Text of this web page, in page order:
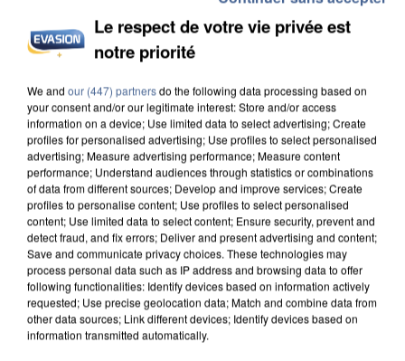
INCENDIES : L’ÎLE-DE-FRANCE LANCE UN ÉLAN
Le respect de votre vie privée est
notre priorité
We and our (447) partnersdo the following data processing based on
your consent and/or our legitimate interest: Store and/or access
information on a device; Use limited data to select advertising; Create
profiles for personalised advertising; Use profiles to select personalised
advertising; Measure advertising performance; Measure content
performance; Understand audiences through statistics or combinations
of data from different sources; Develop and improve services; Create
profiles to personalise content; Use profiles to select personalised
content; Use limited data to select content; Ensure security, prevent and
detect fraud, and fix errors; Deliver and present advertising and content;
Save and communicate privacy choices. These technologies may
process personal data such as IP address and browsing data to offer
following functionalities: Identify devices based on information actively
requested; Use precise geolocation data; Match and combine data from
other data sources; Link different devices; Identify devices based on
information transmitted automatically.